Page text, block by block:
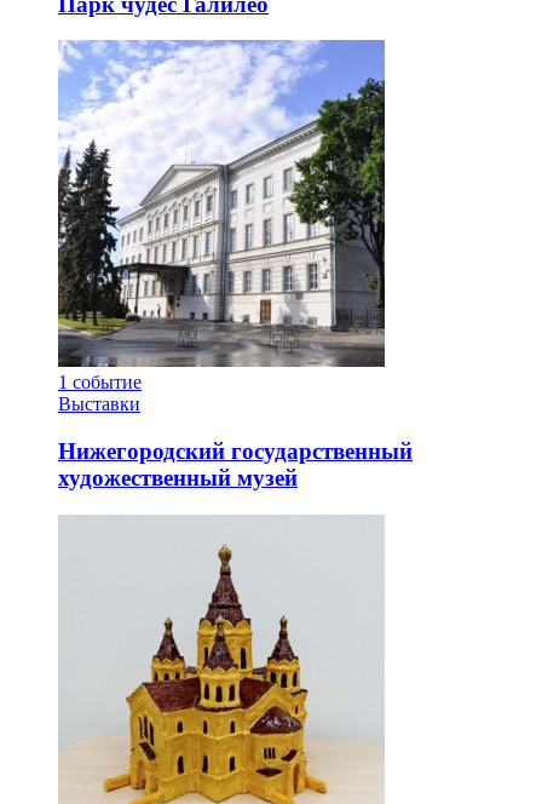
1 событие
Выставки
Нижегородский государственный
художественный музей